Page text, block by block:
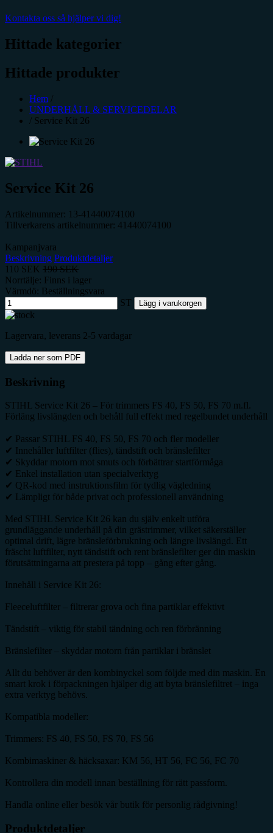
Kontakta oss så hjälper vi dig!
Hittade kategorier
Hittade produkter
Hem /
UNDERHÅLL & SERVICEDELAR
/ Service Kit 26
Service Kit 26
Artikelnummer: 13-41440074100
Tillverkarens artikelnummer: 41440074100
Kampanjvara
Beskrivning Produktdetaljer
110 SEK 190 SEK
Norrtälje: Finns i lager
Värmdö: Beställningsvara
ST
Lägg i varukorgen
Lagervara, leverans 2-5 vardagar
Ladda ner som PDF
Beskrivning
STIHL Service Kit 26 – För trimmers FS 40, FS 50, FS 70 m.fl.
Förläng livslängden och behåll full effekt med regelbundet underhåll
✔ Passar STIHL FS 40, FS 50, FS 70 och fler modeller
✔ Innehåller luftfilter (flies), tändstift och bränslefilter
✔ Skyddar motorn mot smuts och förbättrar startförmåga
✔ Enkel installation utan specialverktyg
✔ QR-kod med instruktionsfilm för tydlig vägledning
✔ Lämpligt för både privat och professionell användning
Med STIHL Service Kit 26 kan du själv enkelt utföra
grundläggande underhåll på din grästrimmer, vilket säkerställer
optimal drift, lägre bränsleförbrukning och längre livslängd. Ett
fräscht luftfilter, nytt tändstift och rent bränslefilter ger din maskin
förutsättningarna att prestera på topp – gång efter gång.
Innehåll i Service Kit 26:
Fleeceluftfilter – filtrerar grova och fina partiklar effektivt
Tändstift – viktig för stabil tändning och ren förbränning
Bränslefilter – skyddar motorn från partiklar i bränslet
Allt du behöver är den kombinyckel som följde med din maskin. En
smart krok i förpackningen hjälper dig att byta bränslefiltret – inga
extra verktyg behövs.
Kompatibla modeller:
Trimmers: FS 40, FS 50, FS 70, FS 56
Kombimaskiner & häcksaxar: KM 56, HT 56, FC 56, FC 70
Kontrollera din modell innan beställning för rätt passform.
Handla online eller besök vår butik för personlig rådgivning!
Produktdetaljer